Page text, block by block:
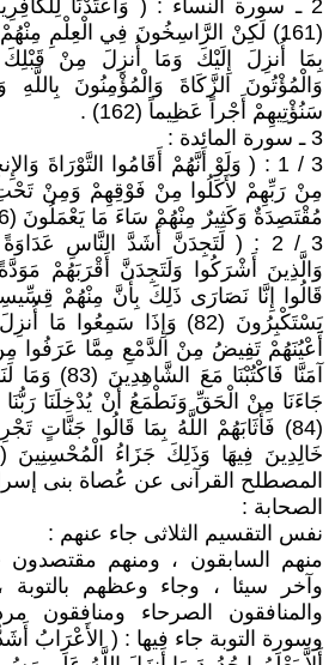
2 ـ سورة النساء : ( وَأَعْتَدْنَا
(161) لَكِنْ الرَّاسِخُونَ فِي الْعِلْمِ
بِمَا أُنزِلَ إِلَيْكَ وَمَا أُنزِلَ مِنْ قَبْلِكَ
وَالْمُؤْتُونَ الزَّكَاةَ وَالْمُؤْمِنُونَ بِاللَّهِ
سَنُؤْتِيهِمْ أَجْراً عَظِيماً (162) .
3 ـ سورة المائدة :
3 / 1 : ( وَلَوْ أَنَّهُمْ أَقَامُوا التَّوْرَاةَ
مِنْ رَبِّهِمْ لأَكَلُوا مِنْ فَوْقِهِمْ وَمِنْ
مُقْتَصِدَةٌ وَكَثِيرٌ مِنْهُمْ سَاءَ مَا يَعْمَلُونَ (66)
3 / 2 : ( لَتَجِدَنَّ أَشَدَّ النَّاسِ عَدَاوَةً
وَالَّذِينَ أَشْرَكُوا وَلَتَجِدَنَّ أَقْرَبَهُمْ مَوَدَّةً
قَالُوا إِنَّا نَصَارَى ذَلِكَ بِأَنَّ مِنْهُمْ
يَسْتَكْبِرُونَ (82) وَإِذَا سَمِعُوا
أَعْيُنَهُمْ تَفِيضُ مِنْ الدَّمْعِ مِمَّا عَرَفُوا
آمَنَّا فَاكْتُبْنَا
جَاءَنَا مِنْ الْحَقِّ وَنَطْمَعُ أَنْ يُدْخِلَنَا
(84) فَأَثَابَهُمْ اللَّهُ بِمَا قَالُوا جَنَّاتٍ
المصطلح القرآنى عن عُصاة بنى
الصحابة :
نفس التقسيم الثلاثى جاء عنهم :
منهم السابقون ، ومنهم مقتصدون
وآخر سيئا ، وجاء وعظهم بالتوبة
والمنافقون الصرحاء ومنافقون
وسورة التوبة جاء فيها : ( الأَعْرَابُ